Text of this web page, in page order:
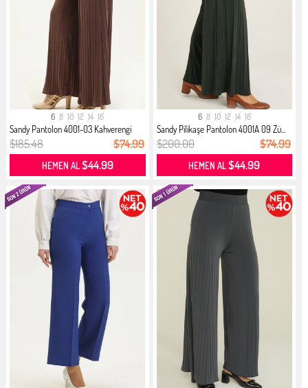
6 8 10 12 14 16
Sandy Pantolon 4001-03 Kahverengi
$185.48 $74.99
HEMEN AL$44.99
6 8 10 12 14 16
Sandy Pilikaşe Pantolon 4001A 09 Zü...
$200.00 $74.99
HEMEN AL$44.99